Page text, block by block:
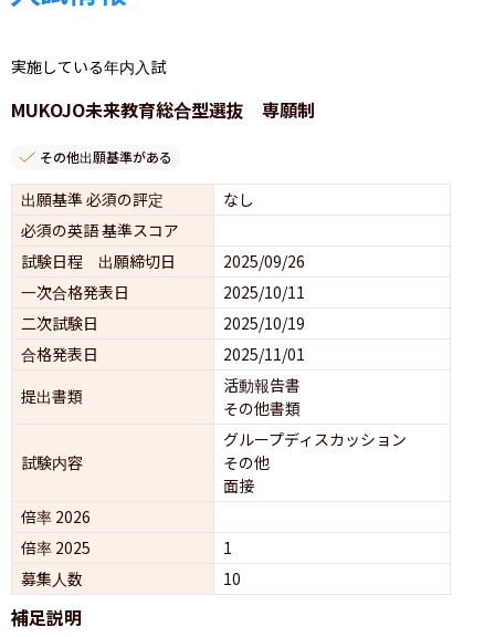
実施している年内入試
MUKOJO未来教育総合型選抜 専願制
その他出願基準がある
出願基準 必須の評定
なし
必須の英語 基準スコア
試験日程 出願締切日
2025/09/26
一次合格発表日
2025/10/11
二次試験日
2025/10/19
合格発表日
2025/11/01
提出書類
活動報告書
その他書類
試験内容
グループディスカッション
その他
面接
倍率 2026
倍率 2025
1
募集人数
10
補足説明